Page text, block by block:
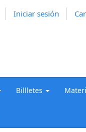
Iniciar sesión
Billletes